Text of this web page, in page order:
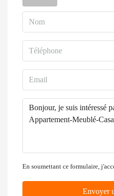
En soumettant ce formulaire,
Envoyer